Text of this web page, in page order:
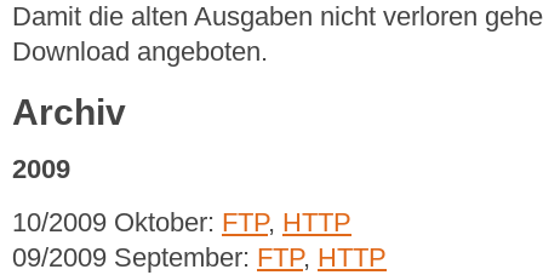
Damit die alten Ausgaben nicht verloren
Download angeboten.
Archiv
2009
10/2009 Oktober: FTP, HTTP
09/2009 September: FTP, HTTP